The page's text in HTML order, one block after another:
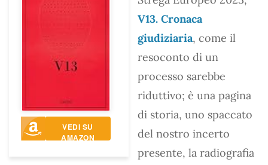
VEDI SU
AMAZON
V13. Cronaca
giudiziaria, come il
resoconto di un
processo sarebbe
riduttivo; è una pagina
di storia, uno spaccato
del nostro incerto
presente, la radiografia